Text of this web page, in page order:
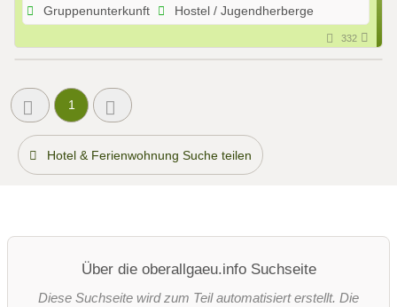
Gruppenunterkunft
Hostel / Jugendherberge
332
1
Hotel & Ferienwohnung Suche teilen
Über die oberallgaeu.info Suchseite
Diese Suchseite wird zum Teil automatisiert erstellt. Die